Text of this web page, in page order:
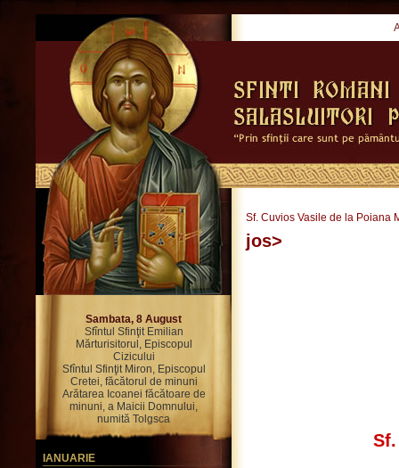
Sambata, 8 August
Sfîntul Sfinţit Emilian
Mărturisitorul, Episcopul
Cizicului
Sfîntul Sfinţit Miron, Episcopul
Cretei, făcătorul de minuni
Arătarea Icoanei făcătoare de
minuni, a Maicii Domnului,
numită Tolgsca
IANUARIE
Sf. Cuvios Vasile de la Poiana
jos>